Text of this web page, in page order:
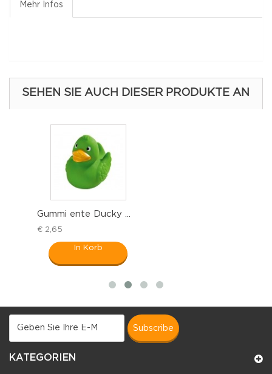
Mehr Infos
SEHEN SIE AUCH DIESER PRODUKTE AN
Gummi ente Ducky ...
€ 2,65
In Korb
subscribe
KATEGORIEN